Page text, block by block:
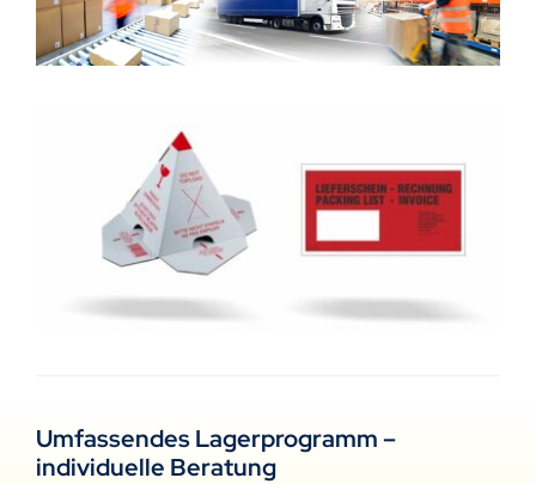
Umfassendes Lagerprogramm –
individuelle Beratung